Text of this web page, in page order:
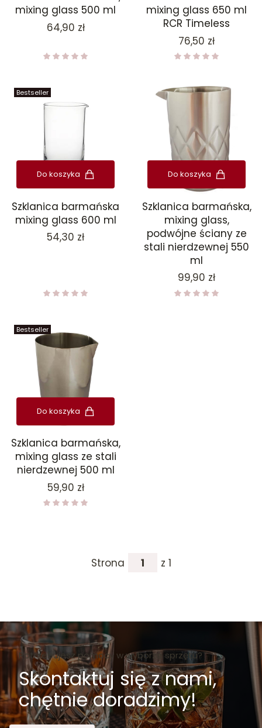
mixing glass 500 ml
Cena
64,90 zł
mixing glass 650 ml
RCR Timeless
Cena
76,50 zł
Bestseller
Do koszyka
Szklanica barmańska
mixing glass 600 ml
Cena
54,30 zł
Do koszyka
Szklanica barmańska,
mixing glass,
podwójne ściany ze
stali nierdzewnej 550
ml
Cena
99,90 zł
Bestseller
Do koszyka
Szklanica barmańska,
mixing glass ze stali
nierdzewnej 500 ml
Cena
59,90 zł
Strona z 1
Potrzebujesz pomocy w wyborze sprzętu?
Skontaktuj się z nami,
chętnie doradzimy!